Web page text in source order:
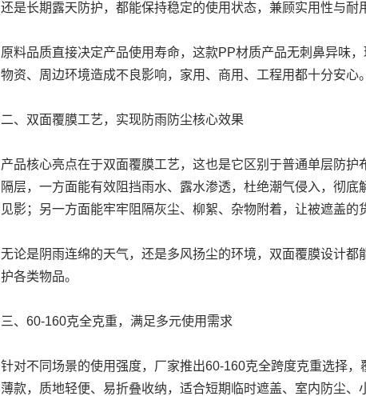
还是长期露天防护，都能保持稳定的使用状态，兼顾实用性与耐
原料品质直接决定产品使用寿命，这款PP材质产品无刺鼻异味
物资、周边环境造成不良影响，家用、商用、工程用都十分安心。
二、双面覆膜工艺，实现防雨防尘核心效果
产品核心亮点在于双面覆膜工艺，这也是它区别于普通单层防
隔层，一方面能有效阻挡雨水、露水渗透，杜绝潮气侵入，彻
见影；另一方面能牢牢阻隔灰尘、柳絮、杂物附着，让被遮盖
无论是阴雨连绵的天气，还是多风扬尘的环境，双面覆膜设计
护各类物品。
三、60-160克全克重，满足多元使用需求
针对不同场景的使用强度，厂家推出60-160克全跨度克重选择
薄款，质地轻便、易折叠收纳，适合短期临时遮盖、室内防尘